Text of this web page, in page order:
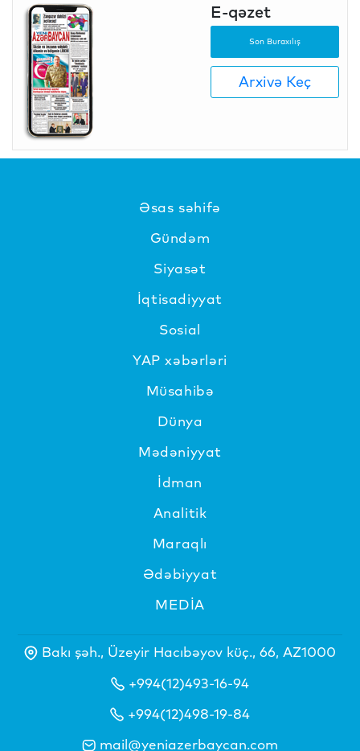
E-qəzet
Son Buraxılış
Arxivə Keç
Əsas səhifə
Gündəm
Siyasət
İqtisadiyyat
Sosial
YAP xəbərləri
Müsahibə
Dünya
Mədəniyyat
İdman
Analitik
Maraqlı
Ədəbiyyat
MEDİA
Bakı şəh., Üzeyir Hacıbəyov küç., 66, AZ1000
+994(12)493-16-94
+994(12)498-19-84
mail@yeniazerbaycan.com